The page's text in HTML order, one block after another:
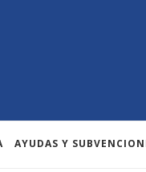
AYUDAS Y